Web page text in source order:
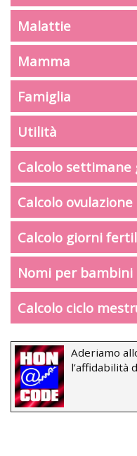
Malattie
Mamma
Famiglia
Utilità
Calcolo settimane
Calcolo ovulazione
Calcolo giorni
Nomi per bambini
Calcolo ciclo
Aderiamo
l’affidabilità